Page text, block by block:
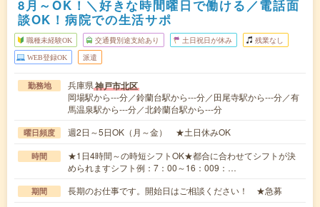
8月～OK！＼好きな時間曜日で働ける／電話面
談OK！病院での生活サポ
職種未経験OK 交通費別途支給あり 土日祝日が休み 残業なし
WEB登録OK 派遣
勤務地 兵庫県神戸市北区
岡場駅から---分／鈴蘭台駅から---分／田尾寺駅から---分／有
馬温泉駅から---分／北鈴蘭台駅から---分
曜日頻度 週2日～5日OK（月～金） ★土日休みOK
時間
★1日4時間～の時短シフトOK★都合に合わせてシフトが決
められますシフト例：7：00～16：009：…
期間 長期のお仕事です。開始日はご相談ください！ ★急募